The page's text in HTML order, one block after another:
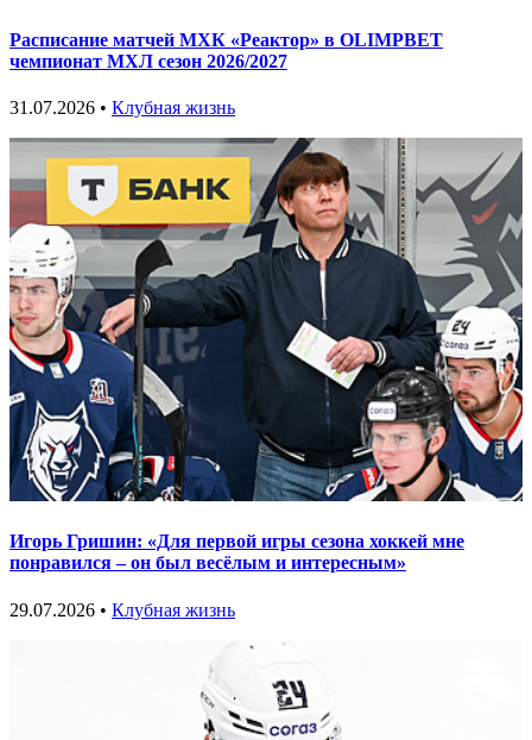
Расписание матчей МХК «Реактор» в OLIMPBET
чемпионат МХЛ сезон 2026/2027
31.07.2026 • Клубная жизнь
Игорь Гришин: «Для первой игры сезона хоккей мне
понравился – он был весёлым и интересным»
29.07.2026 • Клубная жизнь